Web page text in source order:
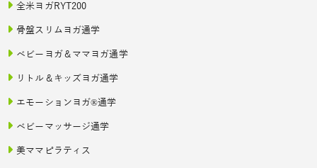
全米ヨガRYT200
骨盤スリムヨガ通学
ベビーヨガ＆ママヨガ通学
リトル＆キッズヨガ通学
エモーションヨガ®通学
ベビーマッサージ通学
美ママピラティス